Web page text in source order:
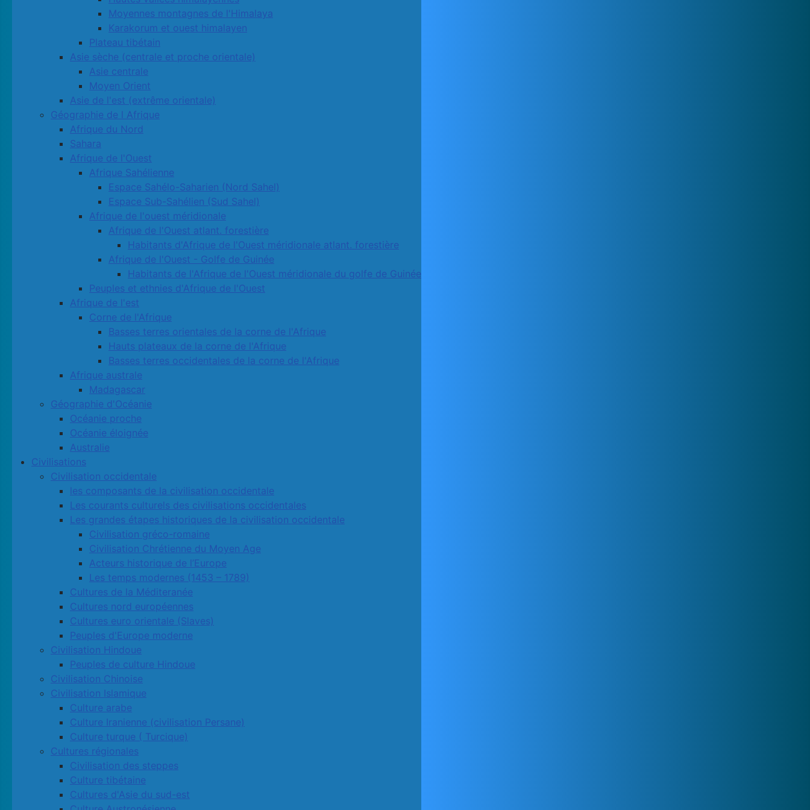
Moyennes montagnes de l'Himalaya
Karakorum et ouest himalayen
Plateau tibétain
Asie sèche (centrale et proche orientale)
Asie centrale
Moyen Orient
Asie de l'est (extrême orientale)
Géographie de l Afrique
Afrique du Nord
Sahara
Afrique de l'Ouest
Afrique Sahélienne
Espace Sahélo-Saharien (Nord Sahel)
Espace Sub-Sahélien (Sud Sahel)
Afrique de l'ouest méridionale
Afrique de l'Ouest atlant. forestière
Habitants d'Afrique de l'Ouest méridionale atlant. forestière
Afrique de l'Ouest - Golfe de Guinée
Habitants de l'Afrique de l'Ouest méridionale du golfe de Guinée
Peuples et ethnies d'Afrique de l'Ouest
Afrique de l'est
Corne de l'Afrique
Basses terres orientales de la corne de l'Afrique
Hauts plateaux de la corne de l'Afrique
Basses terres occidentales de la corne de l'Afrique
Afrique australe
Madagascar
Géographie d'Océanie
Océanie proche
Océanie éloignée
Australie
Civilisations
Civilisation occidentale
les composants de la civilisation occidentale
Les courants culturels des civilisations occidentales
Les grandes étapes historiques de la civilisation occidentale
Civilisation gréco-romaine
Civilisation Chrétienne du Moyen Age
Acteurs historique de l’Europe
Les temps modernes (1453 – 1789)
Cultures de la Méditeranée
Cultures nord européennes
Cultures euro orientale (Slaves)
Peuples d'Europe moderne
Civilisation Hindoue
Peuples de culture Hindoue
Civilisation Chinoise
Civilisation Islamique
Culture arabe
Culture Iranienne (civilisation Persane)
Culture turque ( Turcique)
Cultures régionales
Civilisation des steppes
Culture tibétaine
Cultures d'Asie du sud-est